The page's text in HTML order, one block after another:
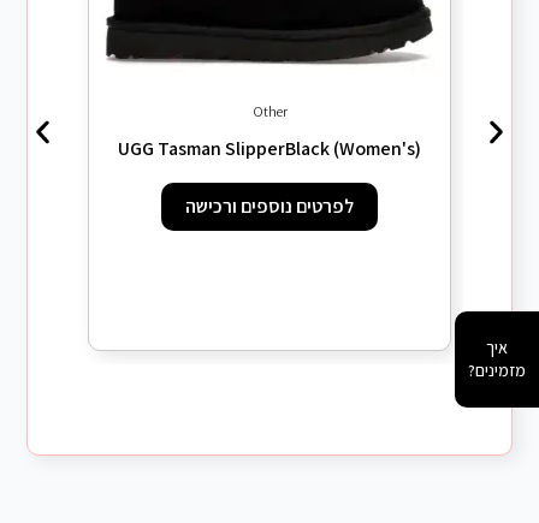
Other
UGG Tasman SlipperBlack (Women's)
לפרטים נוספים ורכישה
איך
מזמינים?